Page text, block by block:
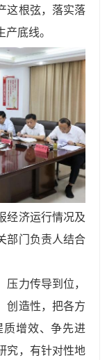
这根弦，落实落
底线。
经济运行情况及
部门负责人结合
力传导到位，
创造性，把各方
增效、争先进
究，有针对性地